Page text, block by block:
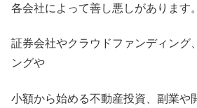
各会社によって善し悪しがあります。
証券会社やクラウドファンディング
ングや
小額から始める不動産投資、副業や